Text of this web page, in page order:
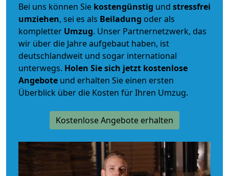
Bei uns können Sie kostengünstig und stressfrei
umziehen, sei es als Beiladung oder als
kompletter Umzug. Unser Partnernetzwerk, das
wir über die Jahre aufgebaut haben, ist
deutschlandweit und sogar international
unterwegs. Holen Sie sich jetzt kostenlose
Angebote und erhalten Sie einen ersten
Überblick über die Kosten für Ihren Umzug.
Kostenlose Angebote erhalten